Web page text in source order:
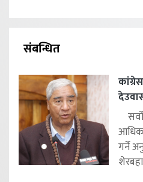
संबन्धित
गर्ने